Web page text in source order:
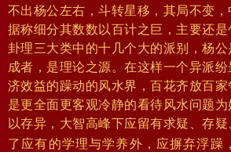
不出杨公左右，斗转星移，其局不变，
据称细分其数数以百计之巨，主要还是
卦理三大类中的十几个大的派别，杨
成者，是理论之源。在这样一个异派
济效益的躁动的风水界，百花齐放百
是更全面更客观冷静的看待风水问题
以存异，大智高峰下应留有求疑、存
了应有的学理与学养外，应摒弃浮躁